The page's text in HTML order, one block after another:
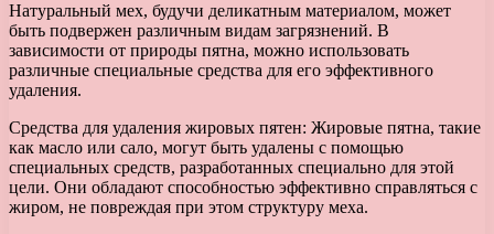
Натуральный мех, будучи деликатным материалом, может
быть подвержен различным видам загрязнений. В
зависимости от природы пятна, можно использовать
различные специальные средства для его эффективного
удаления.
Средства для удаления жировых пятен: Жировые пятна, такие
как масло или сало, могут быть удалены с помощью
специальных средств, разработанных специально для этой
цели. Они обладают способностью эффективно справляться с
жиром, не повреждая при этом структуру меха.